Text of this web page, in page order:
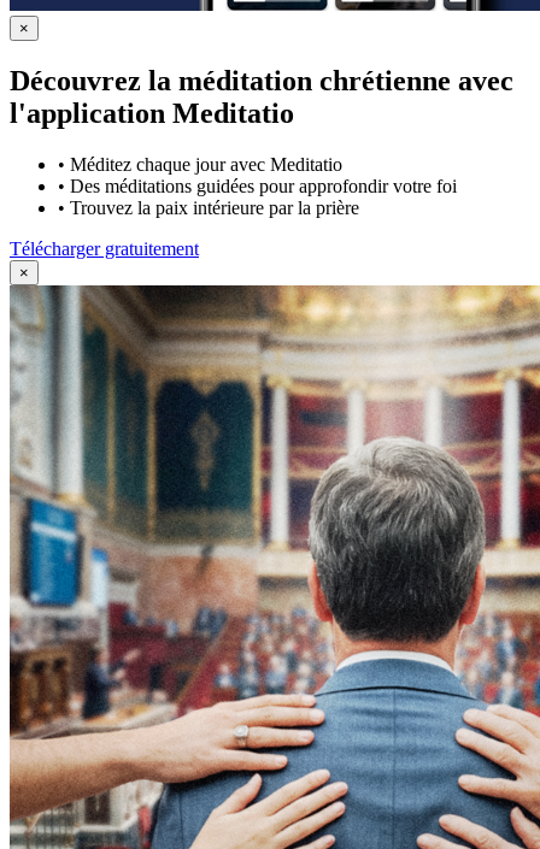
×
Découvrez la méditation chrétienne avec
l'application Meditatio
• Méditez chaque jour avec Meditatio
• Des méditations guidées pour approfondir votre foi
• Trouvez la paix intérieure par la prière
Télécharger gratuitement
×